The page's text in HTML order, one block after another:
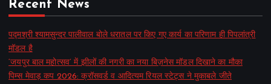
Recent News
पद्मश्री श्यामसुन्दर पालीवाल बोले धरातल पर किए गए कार्य का परिणाम ही पिपलांत्री
मॉडल है
‘जयपुर बाल महोत्सव’ में झीलों की नगरी का नया बिज़नेस मॉडल दिखाने का मौका
पिम्स मेवाड़ कप 2026: क्रॉसवर्ड व आदित्यम रियल स्टेट्स ने मुकाबले जीते